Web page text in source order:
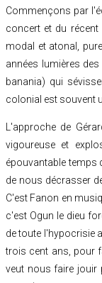
Commençons par
concert et du
modal et atonal,
années lumières
banania) qui
colonial est souvent
L'approche de
vigoureuse et
épouvantable temps
de nous décrasser
C'est Fanon en
c'est Ogun le dieu
de toute l'hypocrisie
trois cent ans, pour
veut nous faire jouir